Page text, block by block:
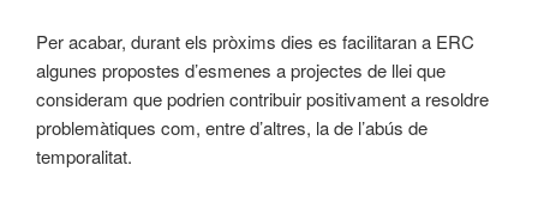
Per acabar, durant els pròxims dies es facilitaran a ERC
algunes propostes d’esmenes a projectes de llei que
consideram que podrien contribuir positivament a resoldre
problemàtiques com, entre d’altres, la de l’abús de
temporalitat.